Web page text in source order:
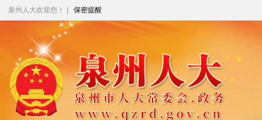
泉州人大欢迎您！ 保密提醒